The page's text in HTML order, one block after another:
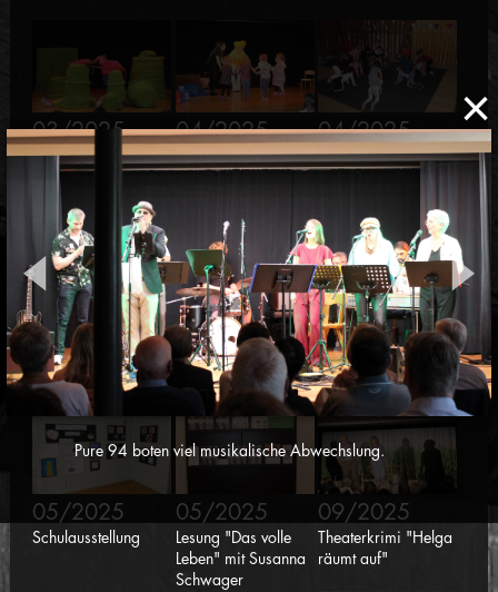
×
Pure 94 boten viel musikalische Abwechslung.
03/2025
Figurentheater
"Schnrps krps drps"
04/2025
Lernbox
"Sorgenfresserchen"
04/2025
Zirkusworkshop
05/2025
Konzert pure 94
05/2025
Kulturtreff "Vereine
stellen sich vor"
05/2025
Mauren kreativ
05/2025
Schulausstellung
05/2025
Lesung "Das volle
Leben" mit Susanna
Schwager
09/2025
Theaterkrimi "Helga
räumt auf"